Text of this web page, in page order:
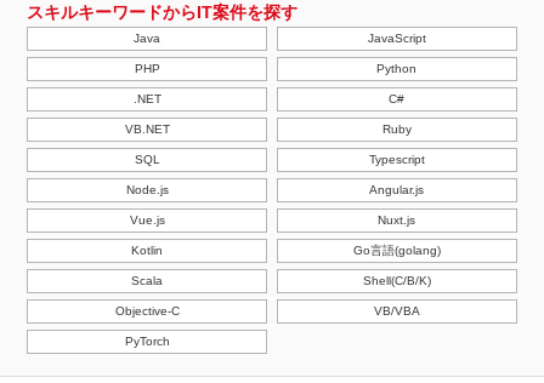
スキルキーワードからIT案件を探す
Java JavaScript
PHP Python
.NET C#
VB.NET Ruby
SQL Typescript
Node.js Angular.js
Vue.js Nuxt.js
Kotlin Go言語(golang)
Scala Shell(C/B/K)
Objective-C VB/VBA
PyTorch